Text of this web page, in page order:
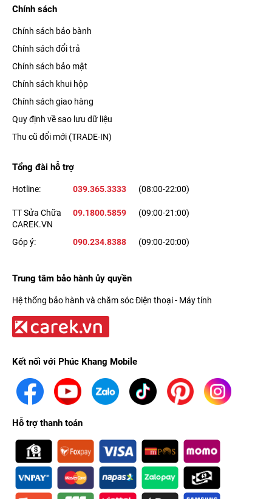
Chính sách
Chính sách bảo bành
Chính sách đổi trả
Chính sách bảo mật
Chính sách khui hộp
Chính sách giao hàng
Quy định về sao lưu dữ liệu
Thu cũ đổi mới (TRADE-IN)
Tổng đài hỗ trợ
Hotline: 039.365.3333 (08:00-22:00)
TT Sửa Chữa
CAREK.VN
09.1800.5859 (09:00-21:00)
Góp ý: 090.234.8388 (09:00-20:00)
Trung tâm bảo hành ủy quyền
Hệ thống bảo hành và chăm sóc Điện thoại - Máy tính
Kết nối với Phúc Khang Mobile
Hỗ trợ thanh toán